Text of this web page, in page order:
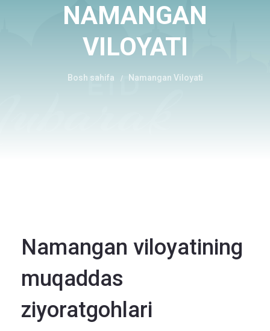
JAMI 0
NAMANGAN
VILOYATI
Bosh sahifa Namangan Viloyati
Namangan viloyatining
muqaddas
ziyoratgohlari